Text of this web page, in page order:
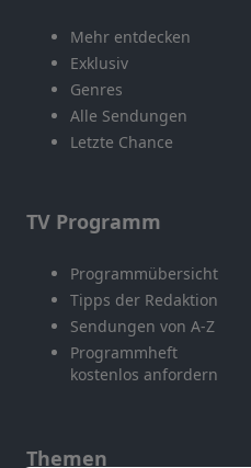
Mehr entdecken
Exklusiv
Genres
Alle Sendungen
Letzte Chance
TV Programm
Programmübersicht
Tipps der Redaktion
Sendungen von A-Z
Programmheft
kostenlos anfordern
Themen